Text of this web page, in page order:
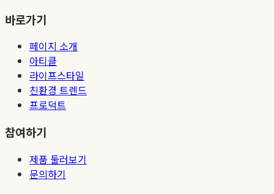
바로가기
페이지 소개
아티클
라이프스타일
친환경 트렌드
프로덕트
참여하기
제품 둘러보기
문의하기